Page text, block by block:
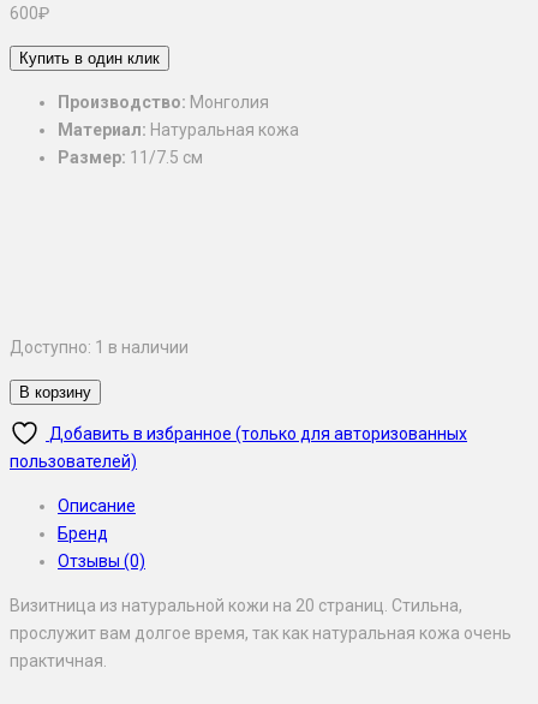
600₽
Купить в один клик
Производство: Монголия
Материал: Натуральная кожа
Размер: 11/7.5 см
Доступно: 1 в наличии
В корзину
Добавить в избранное (только для авторизованных
пользователей)
Описание
Бренд
Отзывы (0)
Визитница из натуральной кожи на 20 страниц. Стильна,
прослужит вам долгое время, так как натуральная кожа очень
практичная.